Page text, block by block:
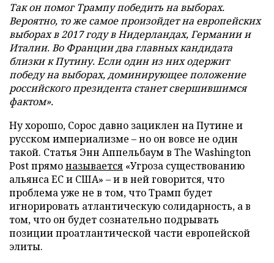
Так он помог Трампу победить на выборах.
Вероятно, то же самое произойдет на европейских
выборах в 2017 году в Нидерландах, Германии и
Италии. Во Франции два главных кандидата
близки к Путину. Если один из них одержит
победу на выборах, доминирующее положение
российского президента станет свершившимся
фактом».
Ну хорошо, Сорос давно зациклен на Путине и
русском империализме – но он вовсе не один
такой. Статья Энн Аппельбаум в The Washington
Post прямоназывается «Угроза существованию
альянса ЕС и США» – и в ней говорится, что
проблема уже не в том, что Трамп будет
игнорировать атлантическую солидарность, а в
том, что он будет сознательно подрывать
позиции проатлантической части европейской
элиты.